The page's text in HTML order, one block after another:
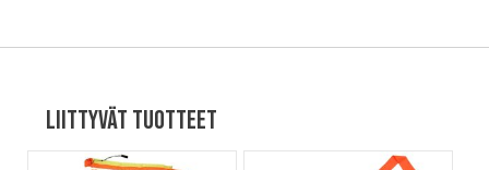
Liittyvät tuotteet